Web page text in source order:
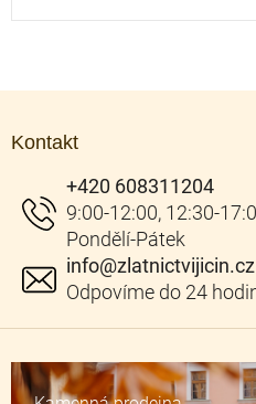
Kontakt
info@zlatnictvijicin.cz
+420 608311204